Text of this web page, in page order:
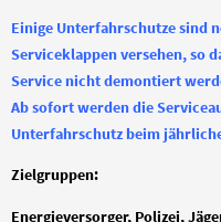
Einige Unterfahrschutze sind
Serviceklappen versehen, so
Service nicht demontiert
Ab sofort werden die
Unterfahrschutz beim
Zielgruppen:
Energieversorger, Polizei,